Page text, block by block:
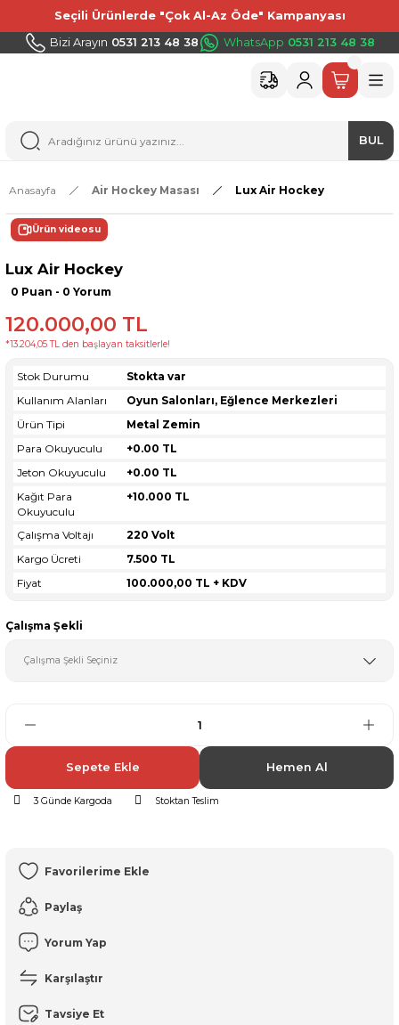
Seçili Ürünlerde "Çok Al-Az Öde" Kampanyası
Bizi Arayın 0531 213 48 38 WhatsApp 0531 213 48 38
BUL
Anasayfa Air Hockey Masası Lux Air Hockey
Ürün videosu
Lux Air Hockey
0 Puan - 0 Yorum
120.000,00 TL
*13.204,05 TL den başlayan taksitlerle!
Stok Durumu
Stokta var
Kullanım Alanları
Oyun Salonları, Eğlence Merkezleri
Ürün Tipi
Metal Zemin
Para Okuyuculu
+0.00 TL
Jeton Okuyuculu
+0.00 TL
Kağıt Para
Okuyuculu
+10.000 TL
Çalışma Voltajı
220 Volt
Kargo Ücreti
7.500 TL
Fiyat
100.000,00 TL + KDV
Çalışma Şekli
Sepete Ekle Hemen Al
3 Günde Kargoda Stoktan Teslim
Paylaş
Yorum Yap
Karşılaştır
Tavsiye Et